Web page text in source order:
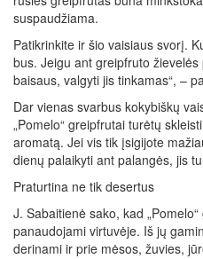
suspaudžiama.
Patikrinkite ir šio vaisiaus svorį.
bus. Jeigu ant greipfruto
baisaus, valgyti jis tinkamas“, –
Dar vienas svarbus kokybiškų
„Pomelo“ greipfrutai turėtų
aromatą. Jei vis tik įsigijote
dienų palaikyti ant palangės, jis
Praturtina ne tik desertus
J. Sabaitienė sako, kad
panaudojami virtuvėje. Iš jų
derinami ir prie mėsos, žuvies,